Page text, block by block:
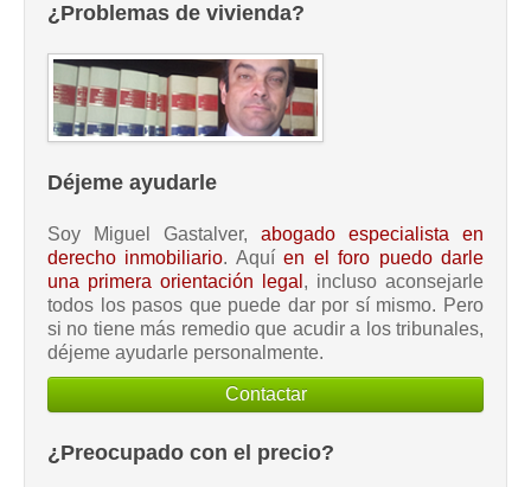
¿Problemas de vivienda?
Déjeme ayudarle
Soy Miguel Gastalver, abogado especialista en
derecho inmobiliario. Aquíen el foro puedo darle
una primera orientación legal , incluso aconsejarle
todos los pasos que puede dar por sí mismo. Pero
si no tiene más remedio que acudir a los tribunales,
déjeme ayudarle personalmente.
Contactar
¿Preocupado con el precio?